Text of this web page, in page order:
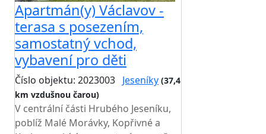
Apartmán(y) Václavov -
terasa s posezením,
samostatný vchod,
vybavení pro děti
Číslo objektu: 2023003 Jeseníky (37,4
km vzdušnou čarou)
V centrální části Hrubého Jeseníku,
poblíž Malé Morávky, Kopřivné a